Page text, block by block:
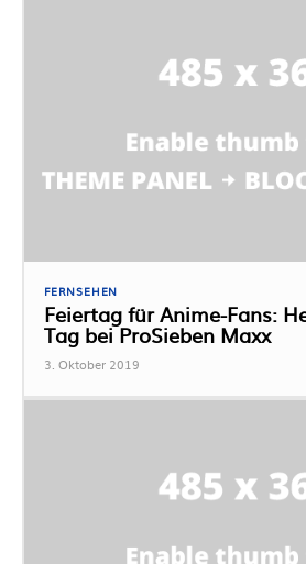
FERNSEHEN
Feiertag für Anime-Fans:
Tag bei ProSieben Maxx
3. Oktober 2019